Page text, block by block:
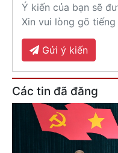
Ý kiến của bạn sẽ
Xin vui lòng gõ
Gửi ý kiến
Các tin đã đăng